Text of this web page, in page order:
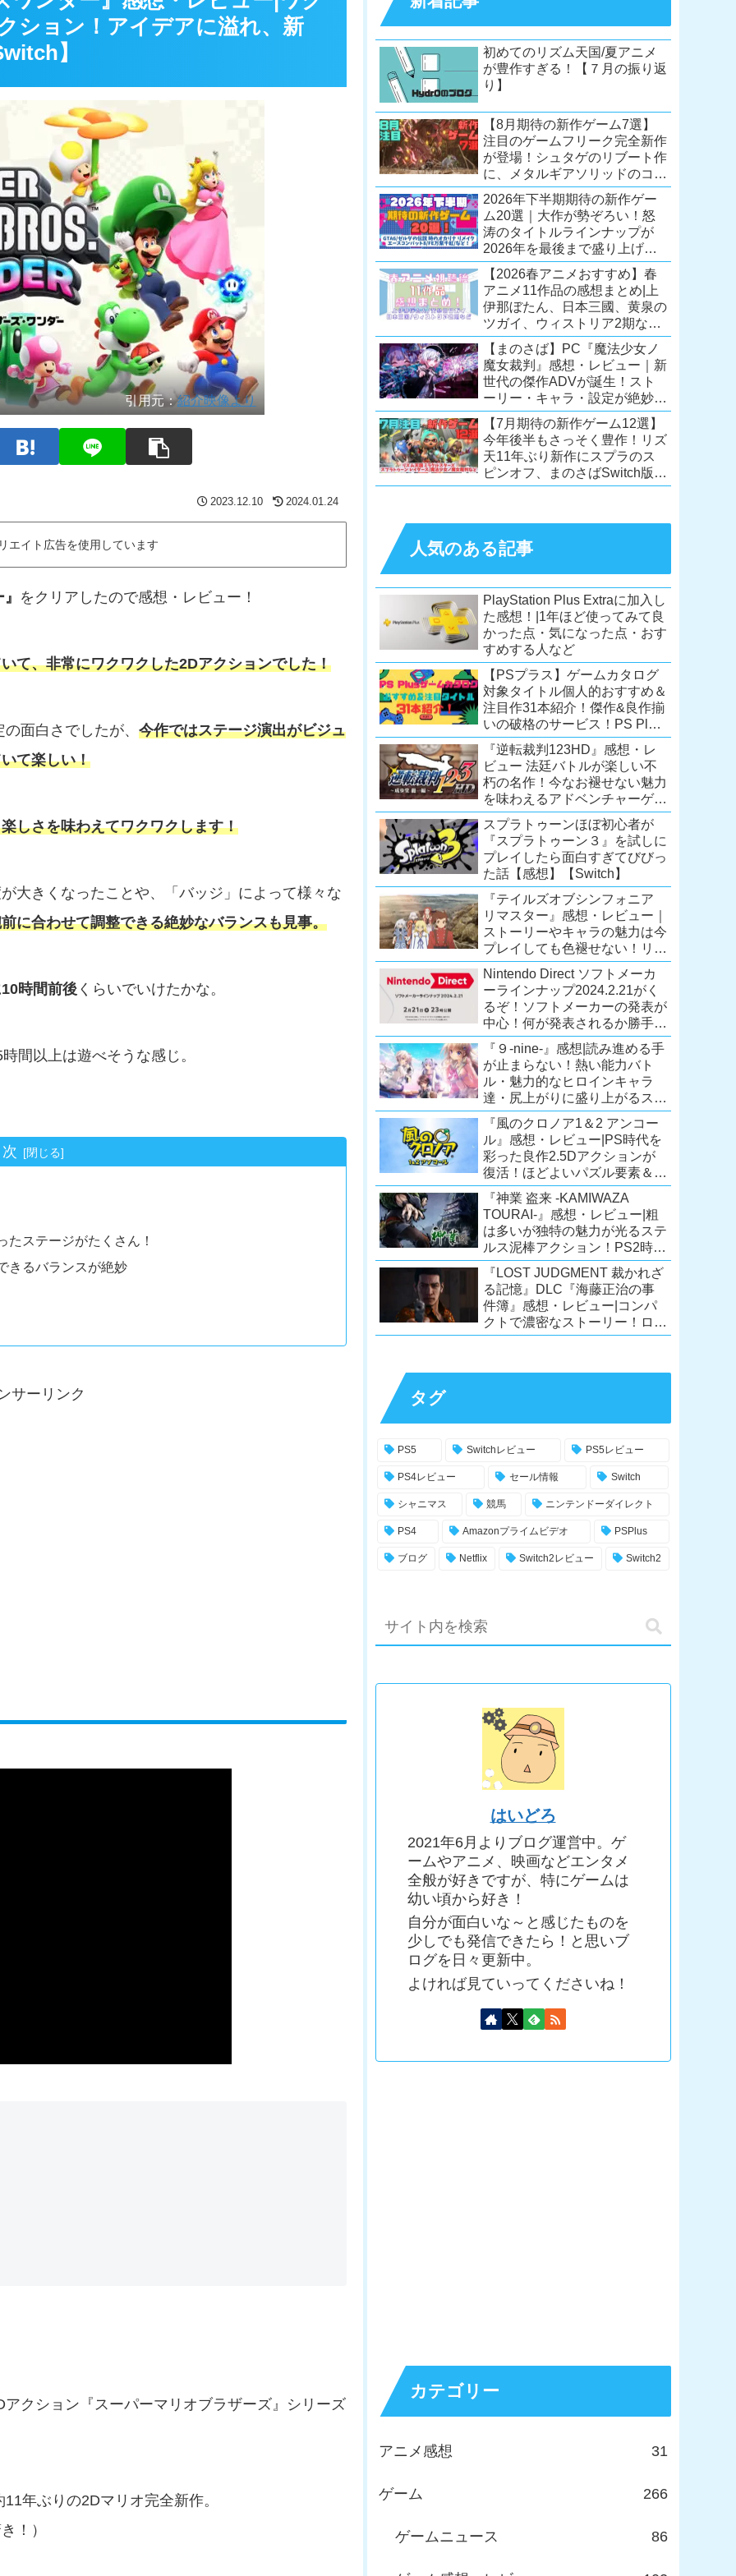
ション！アイデアに溢れ、新
】
引用元：紹介映像より
2023.12.10 2024.01.24
エイト広告を使用しています
をクリアしたので感想・レビュー！
て、非常にワクワクした2Dアクションでした！
面白さでしたが、 今作ではステージ演出がビジュ
て楽しい！
しさを味わえてワクワクします！
大きくなったことや、「バッジ」によって様々な
に合わせて調整できる絶妙なバランスも見事。
時間前後くらいでいけたかな。
間以上は遊べそうな感じ。
ステージがたくさん！
きるバランスが絶妙
サーリンク
アクション『スーパーマリオブラザーズ』シリーズ
年ぶりの2Dマリオ完全新作。
！）
初めてのリズム天国/夏アニメ
が豊作すぎる！【７月の振り返
り】
【8月期待の新作ゲーム7選】
注目のゲームフリーク完全新作
が登場！シュタゲのリブート作
に、メタルギアソリッドのコレ
クション第2弾も。夏休みを盛
り上げるタイトル大集合！
【Switch2/PS5/PC】
2026年下半期期待の新作ゲー
ム20選｜大作が勢ぞろい！怒
涛のタイトルラインナップが
2026年を最後まで盛り上げ
る！【Switch2/PS5/Xbox/PC】
【2026春アニメおすすめ】春
アニメ11作品の感想まとめ|上
伊那ぼたん、日本三國、黄泉の
ツガイ、ウィストリア2期な
ど……レベルの高い作品が多
い！？
【まのさば】PC『魔法少女ノ
魔女裁判』感想・レビュー｜新
世代の傑作ADVが誕生！スト
ーリー・キャラ・設定が絶妙に
絡み合う、命懸けの議論ミステ
リー【PC/Switch】
【7月期待の新作ゲーム12選】
今年後半もさっそく豊作！リズ
天11年ぶり新作にスプラのス
ピンオフ、まのさばSwitch版
も！【Switch2/PS5/PC】
人気のある記事
PlayStation Plus Extraに加入し
た感想！|1年ほど使ってみて良
かった点・気になった点・おす
すめする人など
【PSプラス】ゲームカタログ
対象タイトル個人的おすすめ＆
注目作31本紹介！傑作&良作揃
いの破格のサービス！PS Plus
Extra会員以上は遊び放題！
【2026年7月時点】
【PS5/PS4】
『逆転裁判123HD』感想・レ
ビュー 法廷バトルが楽しい不
朽の名作！今なお褪せない魅力
を味わえるアドベンチャーゲー
ムの傑作！（現在『逆転裁判
123 成歩堂セレクション』が配
信中）
スプラトゥーンほぼ初心者が
『スプラトゥーン３』を試しに
プレイしたら面白すぎてびびっ
た話【感想】【Switch】
『テイルズオブシンフォニア
リマスター』感想・レビュー｜
ストーリーやキャラの魅力は今
プレイしても色褪せない！リマ
スター内容に物足りなさはある
が、プレイする価値のあるシリ
ーズの人気作
【Switch/PS4/Xone】
Nintendo Direct ソフトメーカ
ーラインナップ2024.2.21がく
るぞ！ソフトメーカーの発表が
中心！何が発表されるか勝手に
予想！【ニンテンドーダイレク
ト予想】
『９-nine-』感想|読み進める手
が止まらない！熱い能力バト
ル・魅力的なヒロインキャラ
達・尻上がりに盛り上がるスト
ーリーが面白すぎるノベルゲ
ー！【PC/Steam/Switch/PS4】
『風のクロノア1＆2 アンコー
ル』感想・レビュー|PS時代を
彩った良作2.5Dアクションが
復活！ほどよいパズル要素＆切
ない余韻のストーリーも魅力！
【Switch/PS5/PS4/Xbox
X|S/Xone/PC】
『神業 盗来 -KAMIWAZA
TOURAI-』感想・レビュー|粗
は多いが独特の魅力が光るステ
ルス泥棒アクション！PS2時代
の異色のタイトル、令和に復
活！【Switch/PS4/Steam】
『LOST JUDGMENT 裁かれざ
る記憶』DLC『海藤正治の事
件簿』感想・レビュー|コンパ
クトで濃密なストーリー！ロス
トジャッジメント本編と合わせ
DLC！
タグ
PS5 Switchレビュー PS5レビュー
PS4レビュー セール情報 Switch
シャニマス 競馬 ニンテンドーダイレクト
PS4 Amazonプライムビデオ PSPlus
ブログ Netflix Switch2レビュー Switch2
はいどろ
2021年6月よりブログ運営中。ゲ
ームやアニメ、映画などエンタメ
全般が好きですが、特にゲームは
幼い頃から好き！
自分が面白いな～と感じたものを
少しでも発信できたら！と思いブ
ログを日々更新中。
よければ見ていってくださいね！
カテゴリー
アニメ感想 31
ゲーム 266
ゲームニュース 86